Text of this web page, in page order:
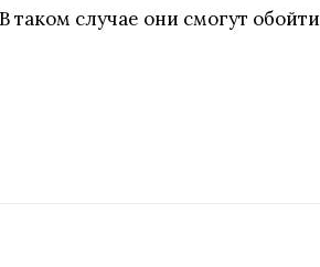
таком случае они смогут обойти